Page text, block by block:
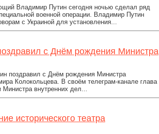
Владимир Путин сегодня ночью сделал ряд
военной операции. Владимир Путин
с Украиной для установления...
с Днём рождения Министра
поздравил с Днём рождения Министра
Колокольцева. В своём телеграм-канале глава
Министра внутренних дел...
исторического театра